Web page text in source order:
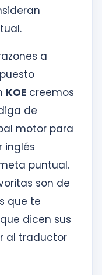
a
KOE creemos
de
motor para
inglés
puntual.
son de
que te
dicen sus
al traductor